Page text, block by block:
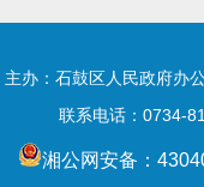
主办：石鼓区人民政府办
联系电话：0734-
湘公网安备：